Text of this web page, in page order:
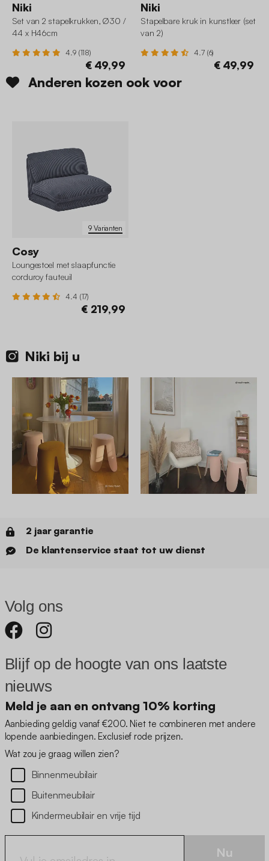
Niki
Set van 2 stapelkrukken, Ø30 /
44 x H46cm
4.9 (118)
€ 49,99
Niki
Stapelbare kruk in kunstleer (set
van 2)
4.7 (6)
€ 49,99
Anderen kozen ook voor
9 Varianten
Cosy
Loungestoel met slaapfunctie
corduroy fauteuil
4.4 (17)
€ 219,99
Niki bij u
2 jaar garantie
De klantenservice staat tot uw dienst
Volg ons
Blijf op de hoogte van ons laatste
nieuws
Meld je aan en ontvang 10% korting
Aanbieding geldig vanaf €200. Niet te combineren met andere
lopende aanbiedingen. Exclusief rode prijzen.
Wat zou je graag willen zien?
Binnenmeubilair
Buitenmeubilair
Kindermeubilair en vrije tijd
Nu